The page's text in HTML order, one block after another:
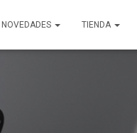
TIENDA